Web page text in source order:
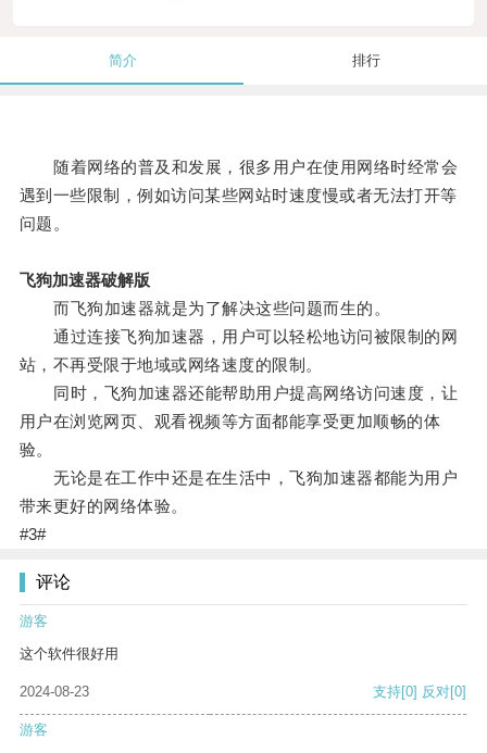
简介 排行
随着网络的普及和发展，很多用户在使用网络时经常会
遇到一些限制，例如访问某些网站时速度慢或者无法打开等
问题。
飞狗加速器破解版
而飞狗加速器就是为了解决这些问题而生的。
通过连接飞狗加速器，用户可以轻松地访问被限制的网
站，不再受限于地域或网络速度的限制。
同时，飞狗加速器还能帮助用户提高网络访问速度，让
用户在浏览网页、观看视频等方面都能享受更加顺畅的体
验。
无论是在工作中还是在生活中，飞狗加速器都能为用户
带来更好的网络体验。
#3#
评论
游客
这个软件很好用
2024-08-23 支持[0] 反对[0]
游客